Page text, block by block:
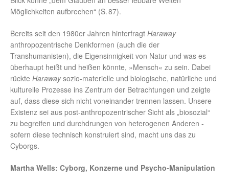
Möglichkeiten aufbrechen“ (S. 87).
Bereits seit den 1980er Jahren hinterfragt Haraway
anthropozentrische Denkformen (auch die der
Transhumanisten), die Eigensinnigkeit von Natur und was es
überhaupt heißt und heißen könnte, »Mensch« zu sein. Dabei
rückte Harawaysozio-materielle und biologische, natürliche und
kulturelle Prozesse ins Zentrum der Betrachtungen und zeigte
auf, dass diese sich nicht voneinander trennen lassen. Unsere
Existenz sei aus post-anthropozentrischer Sicht als „biosozial“
zu begreifen und durchdrungen von heterogenen Anderen -
sofern diese technisch konstruiert sind, macht uns das zu
Cyborgs.
Martha Wells: Cyborg, Konzerne und Psycho-Manipulation